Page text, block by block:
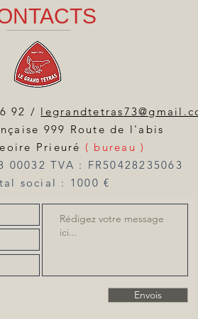
92 /
999 Route de l'abis
Prieuré ( bureau )
00032 TVA : FR50428235063
social : 1000 €
Envois